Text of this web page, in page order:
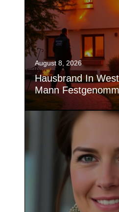
August 8, 2026
Hausbrand In
Mann